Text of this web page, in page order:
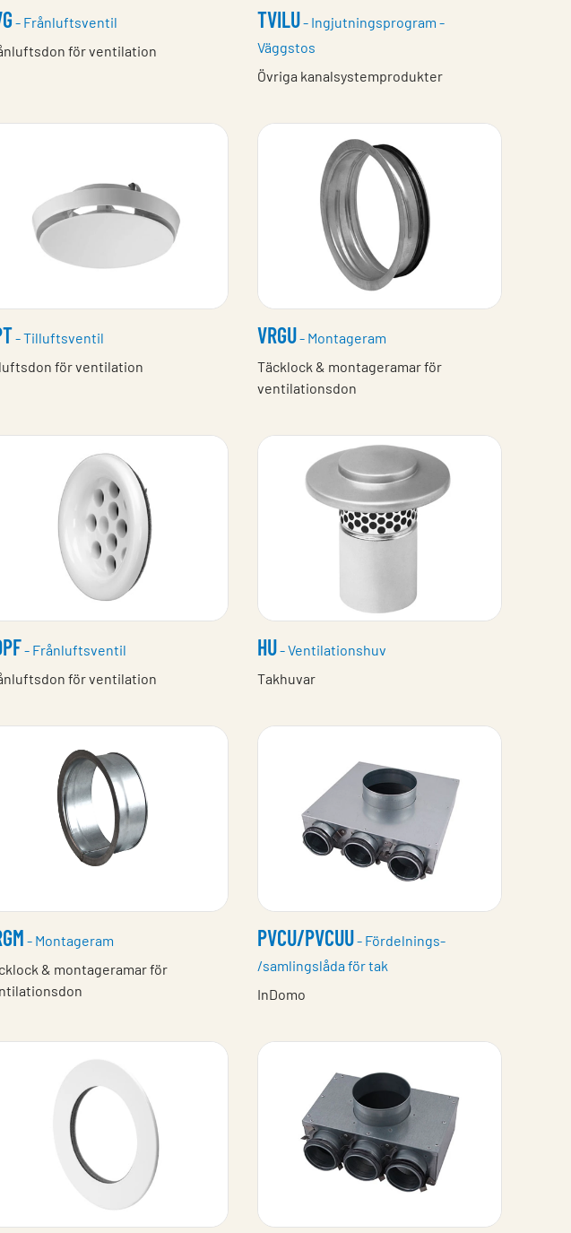
- Frånluftsventil
för ventilation
TVILU- Ingjutningsprogram -
Väggstos
Övriga kanalsystemprodukter
- Tilluftsventil
för ventilation
VRGU- Montageram
Täcklock & montageramar för
ventilationsdon
- Frånluftsventil
för ventilation
HU- Ventilationshuv
Takhuvar
- Montageram
& montageramar för
PVCU/PVCUU- Fördelnings-
/samlingslåda för tak
InDomo